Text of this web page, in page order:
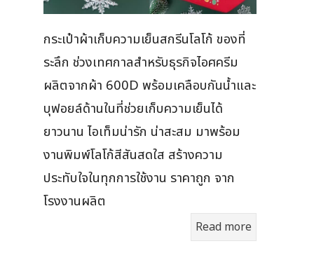
กระเป๋าผ้าเก็บความเย็นสกรีนโลโก้ ของที่
ระลึก ช่วงเทศกาลสำหรับธุรกิจไอศครีม
ผลิตจากผ้า 600D พร้อมเคลือบกันน้ำและ
บุฟอยล์ด้านในที่ช่วยเก็บความเย็นได้
ยาวนาน ไอเท็มน่ารัก น่าสะสม มาพร้อม
งานพิมพ์โลโก้สีสันสดใส สร้างความ
ประทับใจในทุกการใช้งาน ราคาถูก จาก
โรงงานผลิต
Read more